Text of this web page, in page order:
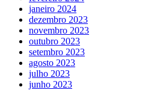
janeiro 2024
dezembro 2023
novembro 2023
outubro 2023
setembro 2023
agosto 2023
julho 2023
junho 2023